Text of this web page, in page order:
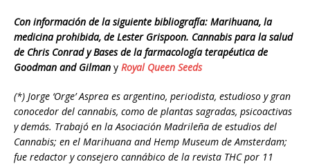
Con información de la siguiente bibliografía: Marihuana, la
medicina prohibida, de Lester Grispoon. Cannabis para la salud
de Chris Conrad y Bases de la farmacología terapéutica de
Goodman and Gilman y Royal Queen Seeds
(*) Jorge ‘Orge’ Asprea es argentino, periodista, estudioso y gran
conocedor del cannabis, como de plantas sagradas, psicoactivas
y demás. Trabajó en la Asociación Madrileña de estudios del
Cannabis; en el Marihuana and Hemp Museum de Amsterdam;
fue redactor y consejero cannábico de la revista THC por 11